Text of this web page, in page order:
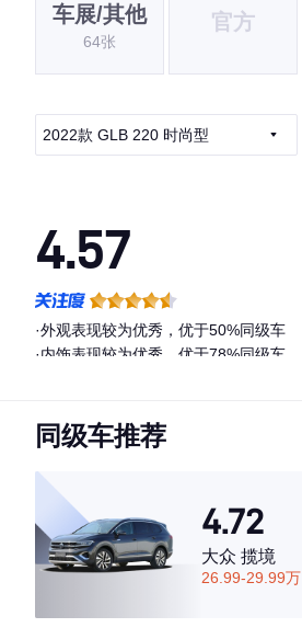
车展/其他
64张
官方
2022款 GLB 220 时尚型
4.57
·外观表现较为优秀，优于50%同级车
·内饰表现较为优秀，优于78%同级车
同级车推荐
4.72
大众 揽境
26.99-29.99万